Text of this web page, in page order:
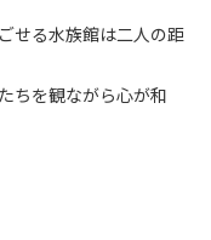
せる水族館は二人の距
ちを観ながら心が和